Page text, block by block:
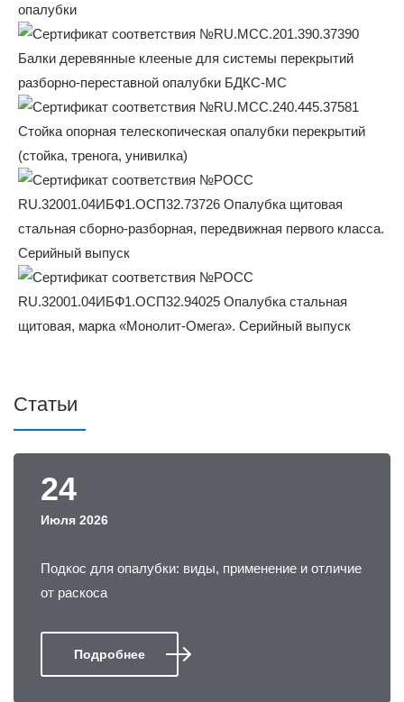
Статьи
24
Июля 2026
Подкос для опалубки: виды, применение и отличие
от раскоса
Подробнее